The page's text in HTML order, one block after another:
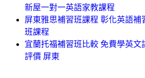
新屋一對一英語家教課程
屏東雅思補習班課程 彰化英語補
班課程
宜蘭托福補習班比較 免費學英文
評價 屏東